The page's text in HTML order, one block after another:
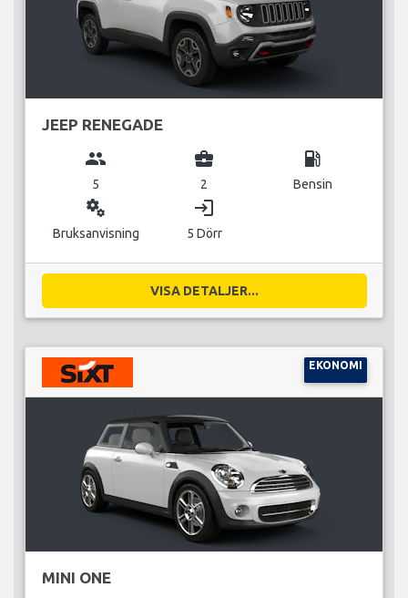
JEEP RENEGADE
group
5
business_center
2
local_gas_station
Bensin
miscellaneous_services
Bruksanvisning
login
5 Dörr
VISA DETALJER...
EKONOMI
MINI ONE